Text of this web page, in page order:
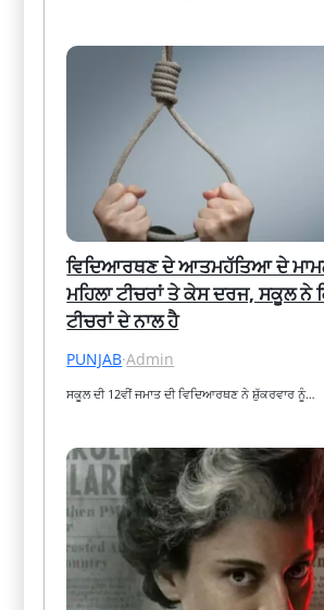
ਵਿਦਿਆਰਥਣ ਦੇ ਆਤਮਹੱਤਿਆ ਦੇ
ਮਹਿਲਾ ਟੀਚਰਾਂ ਤੇ ਕੇਸ ਦਰਜ, ਸਕੂਲ ਨੇ
ਟੀਚਰਾਂ ਦੇ ਨਾਲ ਹੈ
PUNJAB·Admin
ਸਕੂਲ ਦੀ 12ਵੀਂ ਜਮਾਤ ਦੀ ਵਿਦਿਆਰਥਣ ਨੇ ਸ਼ੁੱਕਰਵਾਰ ਨੂੰ…